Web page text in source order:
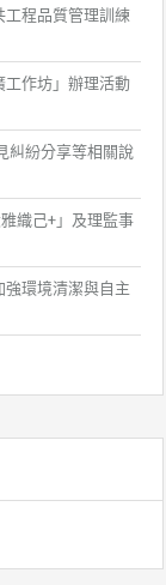
工程品質管理訓練
作坊」辦理活動
糾紛分享等相關說
織己+」及理監事
環境清潔與自主